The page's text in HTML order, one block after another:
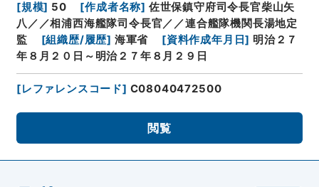
[規模] 50 [作成者名称] 佐世保鎮守府司令長官柴山矢
八／／相浦西海艦隊司令長官／／連合艦隊機関長湯地定
監
[組織歴/履歴] 海軍省 [資料作成年月日] 明治２７
年８月２０日～明治２７年８月２９日
[レファレンスコード] C08040472500
閲覧